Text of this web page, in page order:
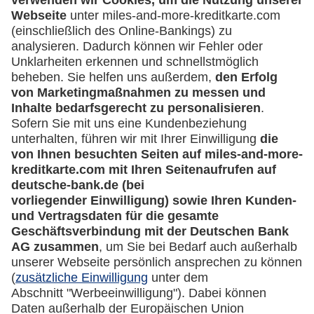
Häufige Fragen
Downloadcenter
Kontakt
Mehr
Kreditkarten-Banking
miles-and-more.com
lufthansa.com
Rechtliches
Impressum
Datenschutz
Cookie Einstellungen